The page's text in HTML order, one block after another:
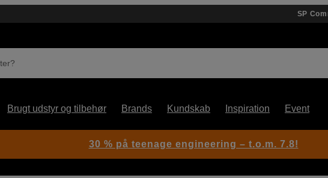
SP
Brugt udstyr og tilbehør Brands Kundskab Inspiration Event
30 % på teenage engineering – t.o.m. 7.8!